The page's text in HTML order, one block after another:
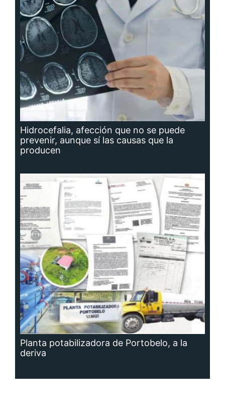
Hidrocefalia, afección que no se puede
prevenir, aunque sí las causas que la
producen
Planta potabilizadora de Portobelo, a la
deriva